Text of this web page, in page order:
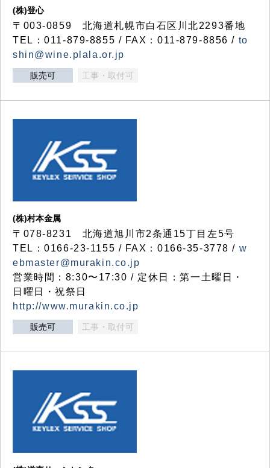
(株)登心
〒003-0859 北海道札幌市白石区川北2293番地
TEL：011-879-8855 / FAX：011-879-8856 / to
shin@wine.plala.or.jp
販売可 工事・取付可
(株)村本金属
〒078-8231 北海道旭川市2条通15丁目左5号
TEL：0166-23-1155 / FAX：0166-35-3778 / w
ebmaster@murakin.co.jp
営業時間：8:30〜17:30 / 定休日：第一土曜日・
日曜日・祝祭日
http://www.murakin.co.jp
販売可 工事・取付可